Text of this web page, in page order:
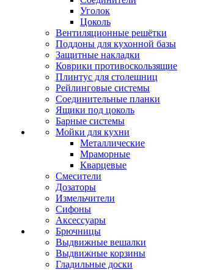
Уголок
Цоколь
Вентиляционные решётки
Поддоны для кухонной базы
Защитные накладки
Коврики противоскользящие
Плинтус для столешниц
Рейлинговые системы
Соединительные планки
Ящики под цоколь
Барные системы
Мойки для кухни
Металлические
Мраморные
Кварцевые
Смесители
Дозаторы
Измельчители
Сифоны
Аксессуары
Брючницы
Выдвижные вешалки
Выдвижные корзины
Гладильные доски